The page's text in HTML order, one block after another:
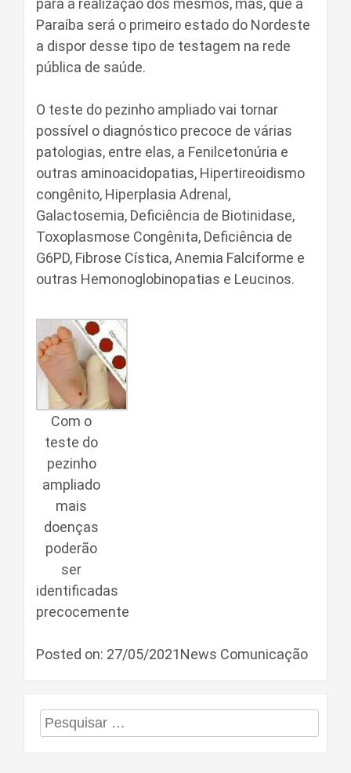
para a realização dos mesmos, mas, que a
Paraíba será o primeiro estado do Nordeste
a dispor desse tipo de testagem na rede
pública de saúde.
O teste do pezinho ampliado vai tornar
possível o diagnóstico precoce de várias
patologias, entre elas, a Fenilcetonúria e
outras aminoacidopatias, Hipertireoidismo
congênito, Hiperplasia Adrenal,
Galactosemia, Deficiência de Biotinidase,
Toxoplasmose Congênita, Deficiência de
G6PD, Fibrose Cística, Anemia Falciforme e
outras Hemonoglobinopatias e Leucinos.
Com o
teste do
pezinho
ampliado
mais
doenças
poderão
ser
identificadas
precocemente
Posted on: 27/05/2021News Comunicação
Pesquisar
por: